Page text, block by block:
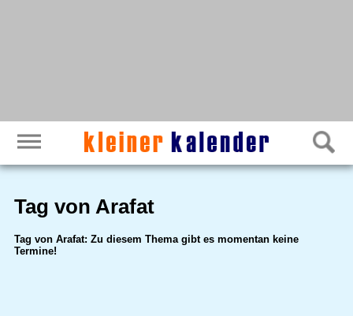
Tag von Arafat
Tag von Arafat: Zu diesem Thema gibt es momentan keine
Termine!